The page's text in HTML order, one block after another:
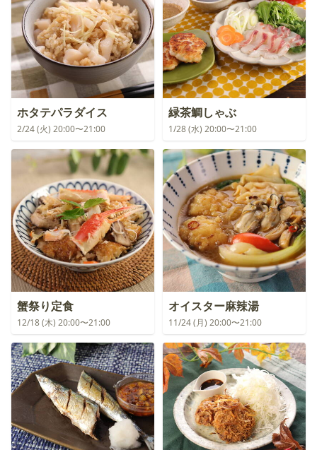
ホタテパラダイス
2/24 (火) 20:00〜21:00
緑茶鯛しゃぶ
1/28 (水) 20:00〜21:00
蟹祭り定食
12/18 (木) 20:00〜21:00
オイスター麻辣湯
11/24 (月) 20:00〜21:00